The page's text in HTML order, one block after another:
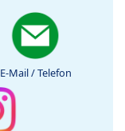
E-Mail / Telefon